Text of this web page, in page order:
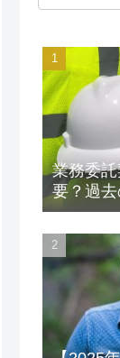
業務委
要？過
解説し